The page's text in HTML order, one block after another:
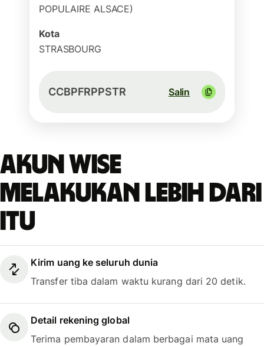
POPULAIRE ALSACE)
Kota
STRASBOURG
CCBPFRPPSTR Salin
Akun Wise
melakukan lebih dari
itu
Kirim uang ke seluruh dunia
Transfer tiba dalam waktu kurang dari 20 detik.
Detail rekening global
Terima pembayaran dalam berbagai mata uang